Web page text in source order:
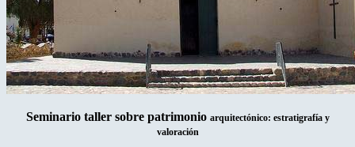
Seminario taller sobre patrimonio arquitectónico: estratigrafía y
valoración